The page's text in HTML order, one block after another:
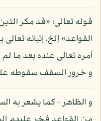
قوله تعالى: «قد مكر
القواعد» إلخ، إتيانه
أمره تعالى عنده بعد ما
و خرور السقف سقوطه
و الظاهر - كما يشعر به